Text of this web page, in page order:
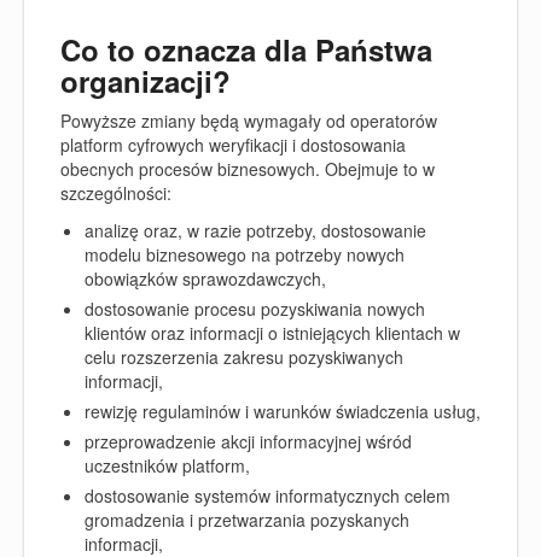
Co to oznacza dla Państwa
organizacji?
Powyższe zmiany będą wymagały od operatorów
platform cyfrowych weryfikacji i dostosowania
obecnych procesów biznesowych. Obejmuje to w
szczególności:
analizę oraz, w razie potrzeby, dostosowanie
modelu biznesowego na potrzeby nowych
obowiązków sprawozdawczych,
dostosowanie procesu pozyskiwania nowych
klientów oraz informacji o istniejących klientach w
celu rozszerzenia zakresu pozyskiwanych
informacji,
rewizję regulaminów i warunków świadczenia usług,
przeprowadzenie akcji informacyjnej wśród
uczestników platform,
dostosowanie systemów informatycznych celem
gromadzenia i przetwarzania pozyskanych
informacji,